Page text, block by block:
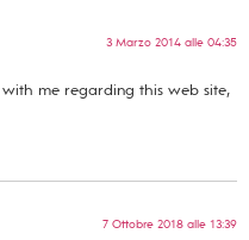
3 Marzo 2014 alle 04:35
me regarding this web site,
7 Ottobre 2018 alle 13:39